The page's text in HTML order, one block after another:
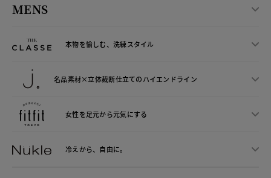
MENS
本物を愉しむ、洗練スタイル
名品素材×立体裁断仕立てのハイエンドライン
女性を足元から元気にする
冷えから、 自由に。